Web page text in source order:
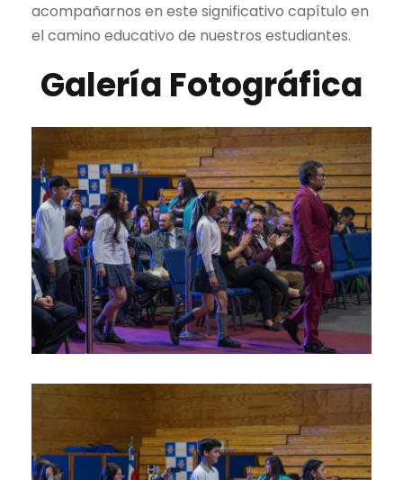
acompañarnos en este significativo capítulo en
el camino educativo de nuestros estudiantes.
Galería Fotográfica